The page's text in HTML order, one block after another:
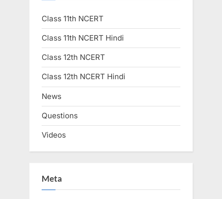
Class 11th NCERT
Class 11th NCERT Hindi
Class 12th NCERT
Class 12th NCERT Hindi
News
Questions
Videos
Meta